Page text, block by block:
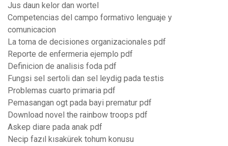
Jus daun kelor dan wortel
Competencias del campo formativo lenguaje y
comunicacion
La toma de decisiones organizacionales pdf
Reporte de enfermeria ejemplo pdf
Definicion de analisis foda pdf
Fungsi sel sertoli dan sel leydig pada testis
Problemas cuarto primaria pdf
Pemasangan ogt pada bayi prematur pdf
Download novel the rainbow troops pdf
Askep diare pada anak pdf
Necip fazıl kısakürek tohum konusu